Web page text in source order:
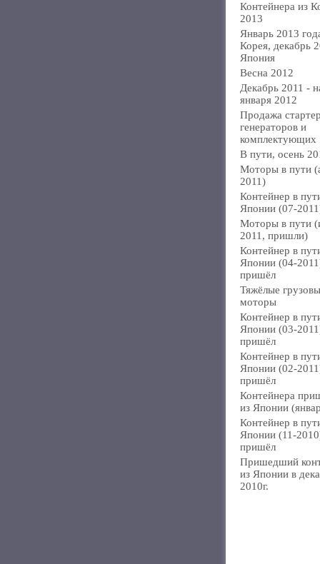
Контейнера из
2013
Январь 2013
Корея, декабрь
Япония
Весна 2012
Декабрь 2011 -
января 2012
Продажа
генераторов и
комплектующих
В пути, осень
Моторы в пути
2011)
Контейнер в
Японии (07-
Моторы в пути
2011, пришли)
Контейнер в
Японии (04-
пришёл
Тяжёлые
моторы
Контейнер в
Японии (03-
пришёл
Контейнер в
Японии (02-
пришёл
Контейнера
из Японии
Контейнер в
Японии (11-
пришёл
Пришедший
из Японии в
2010г.